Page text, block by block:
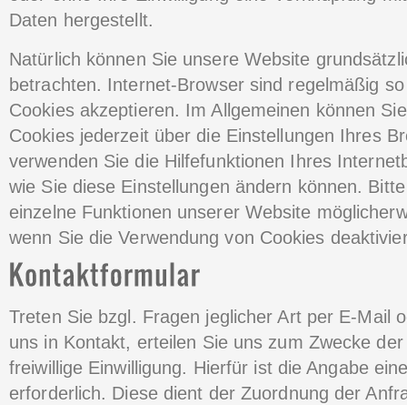
Daten hergestellt.
Natürlich können Sie unsere Website
betrachten. Internet-Browser sind regelmäßig
Cookies akzeptieren. Im Allgemeinen können
Cookies jederzeit über die Einstellungen Ihres
verwenden Sie die Hilfefunktionen Ihres
wie Sie diese Einstellungen ändern können.
einzelne Funktionen unserer Website
wenn Sie die Verwendung von Cookies
Treten Sie bzgl. Fragen jeglicher Art per E-Mail
uns in Kontakt, erteilen Sie uns zum Zwecke
freiwillige Einwilligung. Hierfür ist die Angabe
erforderlich. Diese dient der Zuordnung der